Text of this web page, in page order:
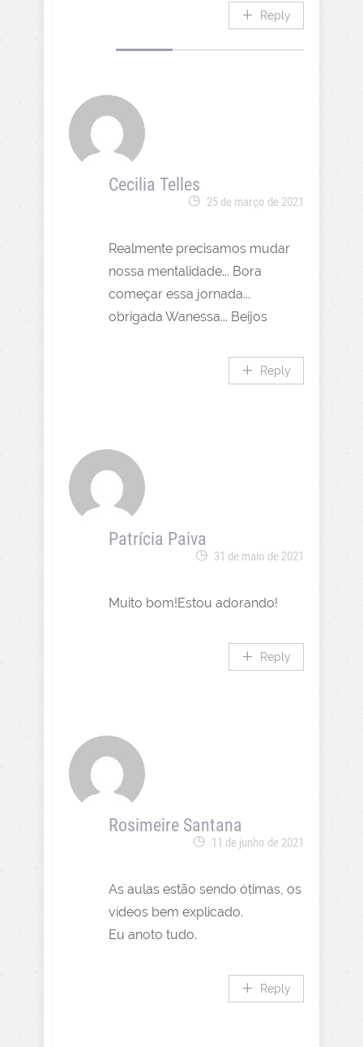
Reply
Cecilia Telles
25 de março de 2021
Realmente precisamos mudar
nossa mentalidade... Bora
começar essa jornada...
obrigada Wanessa... Beijos
Reply
Patrícia Paiva
31 de maio de 2021
Muito bom!Estou adorando!
Reply
Rosimeire Santana
11 de junho de 2021
As aulas estão sendo ótimas, os
vídeos bem explicado.
Eu anoto tudo.
Reply